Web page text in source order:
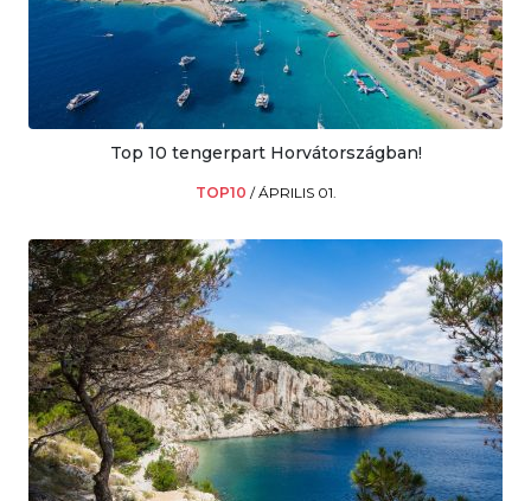
Top 10 tengerpart Horvátországban!
TOP10 /ÁPRILIS 01.